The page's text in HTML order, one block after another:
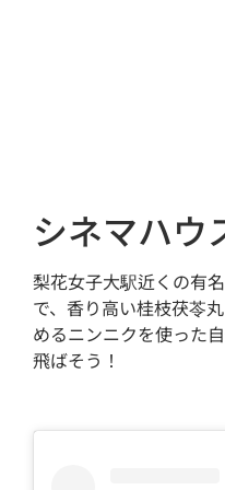
シネマハウ
梨花女子大駅近くの有
で、香り高い桂枝茯苓
めるニンニクを使った
飛ばそう！